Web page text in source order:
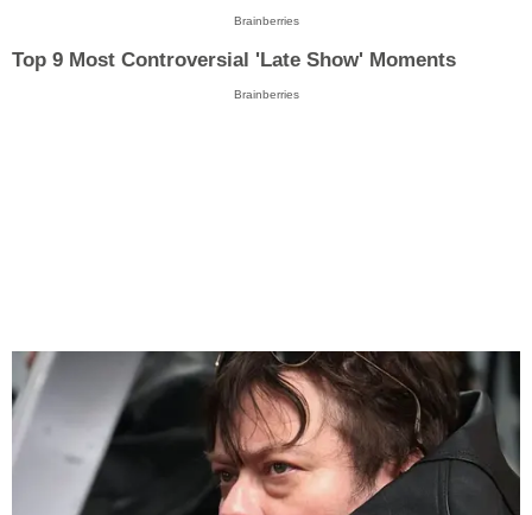
Brainberries
Top 9 Most Controversial 'Late Show' Moments
Brainberries